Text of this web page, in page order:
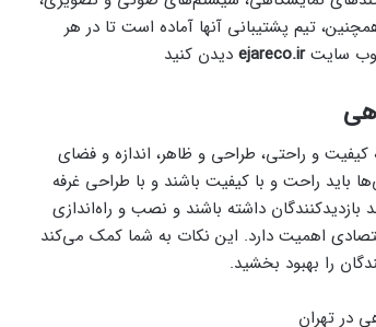
تیم پشتیبانی آنها آماده است تا در هر
وب سایتejareco.ir دیدن کنید
کیفیت و راحتی، طراحی و ظاهر، اندازه و فضای
باید راحت و با کیفیت باشند و با طراحی غرفه
داشته باشند و نصب و راه‌اندازی
اهمیت دارد. این نکات به شما کمک می‌کند
را بهبود بخشید.